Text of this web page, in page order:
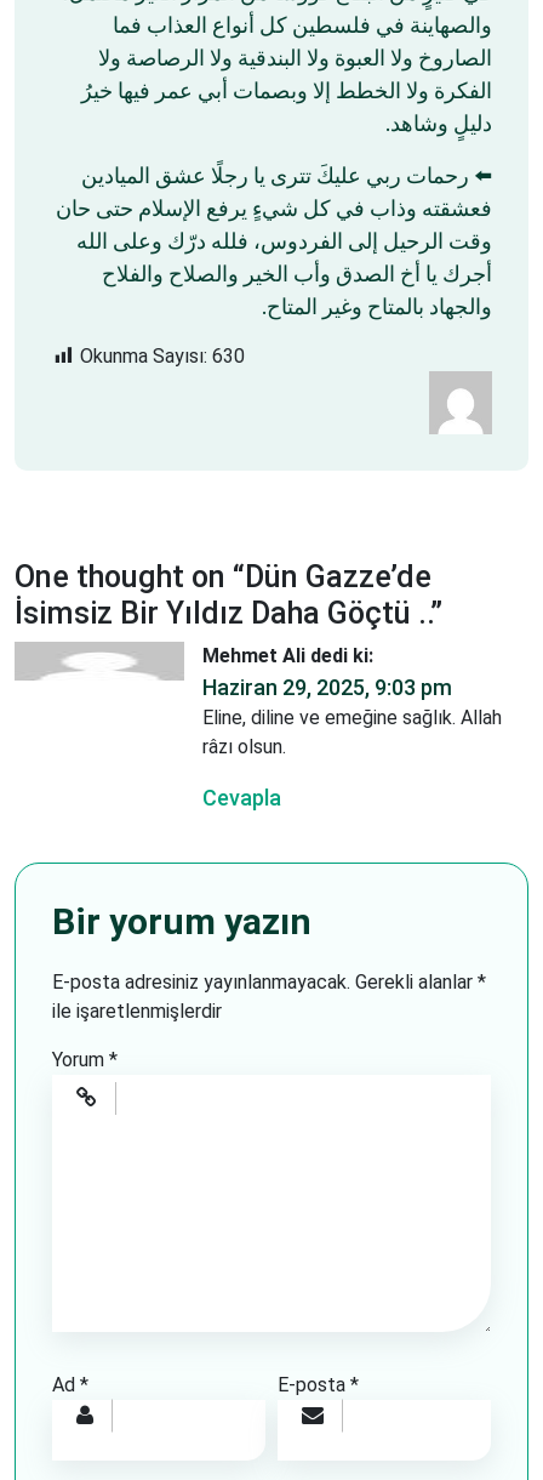
والصهاينة في فلسطين كل أنواع العذاب فما
الصاروخ ولا العبوة ولا البندقية ولا الرصاصة ولا
الفكرة ولا الخطط إلا وبصمات أبي عمر فيها خيرُ
دليلٍ وشاهد.
⬅️ رحمات ربي عليكَ تترى يا رجلًا عشق الميادين
فعشقته وذاب في كل شيءٍ يرفع الإسلام حتى حان
وقت الرحيل إلى الفردوس، فلله درّك وعلى الله
أجرك يا أخ الصدق وأب الخير والصلاح والفلاح
والجهاد بالمتاح وغير المتاح.
Okunma Sayısı: 630
One thought on “ Dün Gazze’de
İsimsiz Bir Yıldız Daha Göçtü ..”
Mehmet Ali dedi ki:
Haziran 29, 2025, 9:03 pm
Eline, diline ve emeğine sağlık. Allah
râzı olsun.
Cevapla
Bir yorum yazın
E-posta adresiniz yayınlanmayacak. Gerekli alanlar *
ile işaretlenmişlerdir
Yorum *
Ad * E-posta*